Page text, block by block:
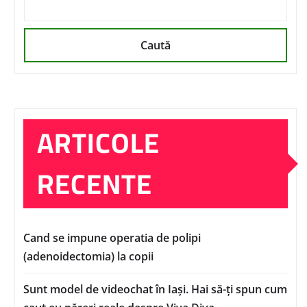
Caută
ARTICOLE
RECENTE
Cand se impune operatia de polipi
(adenoidectomia) la copii
Sunt model de videochat în Iași. Hai să-ți spun cum